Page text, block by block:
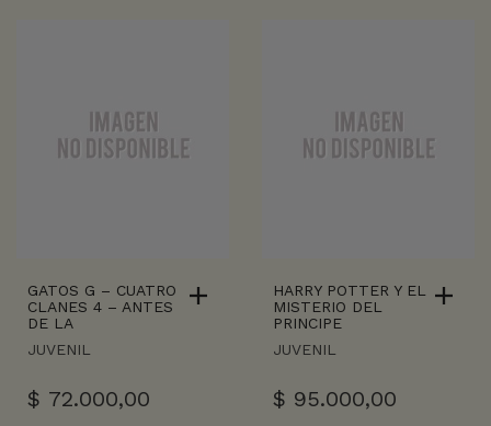
GATOS G – CUATRO
CLANES 4 – ANTES
DE LA
JUVENIL
$ 72.000,00
HARRY POTTER Y EL
MISTERIO DEL
PRINCIPE
JUVENIL
$ 95.000,00